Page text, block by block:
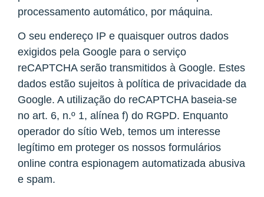
processamento automático, por máquina.
O seu endereço IP e quaisquer outros dados
exigidos pela Google para o serviço
reCAPTCHA serão transmitidos à Google. Estes
dados estão sujeitos à política de privacidade da
Google. A utilização do reCAPTCHA baseia-se
no art. 6, n.º 1, alínea f) do RGPD. Enquanto
operador do sítio Web, temos um interesse
legítimo em proteger os nossos formulários
online contra espionagem automatizada abusiva
e spam.